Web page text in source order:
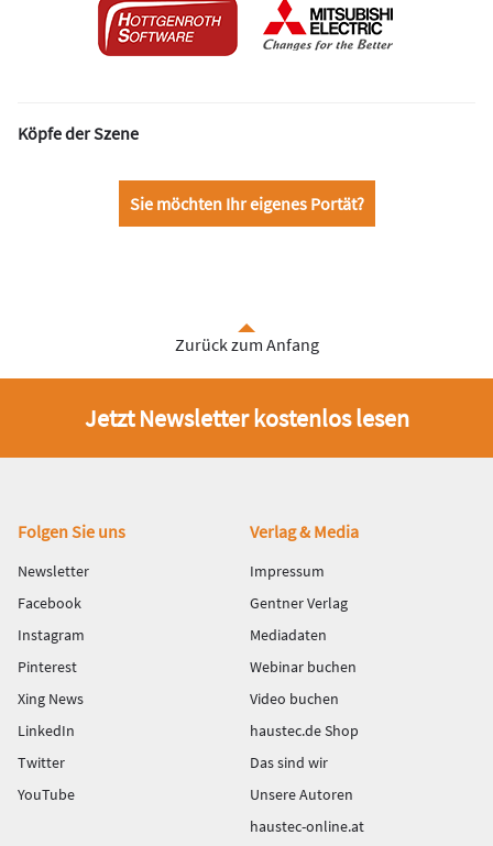
Köpfe der Szene
Sie möchten Ihr eigenes Portät?
Zurück zum Anfang
Jetzt Newsletter kostenlos lesen
Fußbereich
Folgen Sie uns
Newsletter
Facebook
Instagram
Pinterest
Xing News
LinkedIn
Twitter
YouTube
Verlag & Media
Impressum
Gentner Verlag
Mediadaten
Webinar buchen
Video buchen
haustec.de Shop
Das sind wir
Unsere Autoren
haustec-online.at